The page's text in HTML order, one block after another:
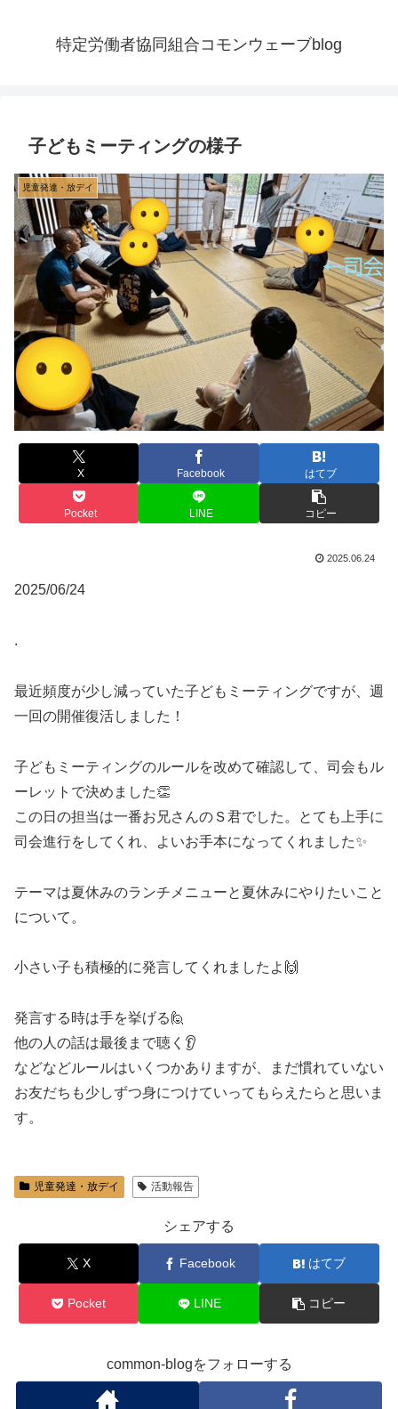
特定労働者協同組合コモンウェーブblog
子どもミーティングの様子
児童発達・放デイ
X Facebook はてブ
Pocket LINE コピー
2025.06.24
2025/06/24
.
最近頻度が少し減っていた子どもミーティングですが、週
一回の開催復活しました！
子どもミーティングのルールを改めて確認して、司会もル
ーレットで決めました👏
この日の担当は一番お兄さんのＳ君でした。とても上手に
司会進行をしてくれ、よいお手本になってくれました✨
テーマは夏休みのランチメニューと夏休みにやりたいこと
について。
小さい子も積極的に発言してくれましたよ🙌
発言する時は手を挙げる🙋
他の人の話は最後まで聴く👂
などなどルールはいくつかありますが、まだ慣れていない
お友だちも少しずつ身につけていってもらえたらと思いま
す。
児童発達・放デイ 活動報告
シェアする
X Facebook はてブ
Pocket LINE コピー
common-blogをフォローする